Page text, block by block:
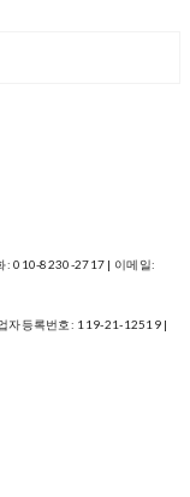
: 010-8230-2717 | 이메일:
자등록번호: 119-21-12519 |